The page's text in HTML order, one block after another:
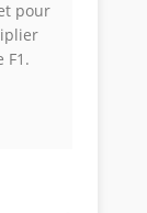
pour
F1.